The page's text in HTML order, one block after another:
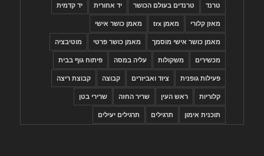
טרנד טרנדים בעולם הכושר יד אחורית יד קדמית
מאזן קלורי מאמן trx מאמן כושר אישי
מאמן כושר אישי מוסמך מאמן כושר פרטי מוטיבציה
מכשירים משקולות עליה במסה פיתוח גוף בבית
פעילות גופנית ציוד ואביזרים קבוצה קבוצת ריצה
קלוריות ראש העין שריר החזה שרירי בטן
תוכנית אימון תרגילים תרגילים יעילים